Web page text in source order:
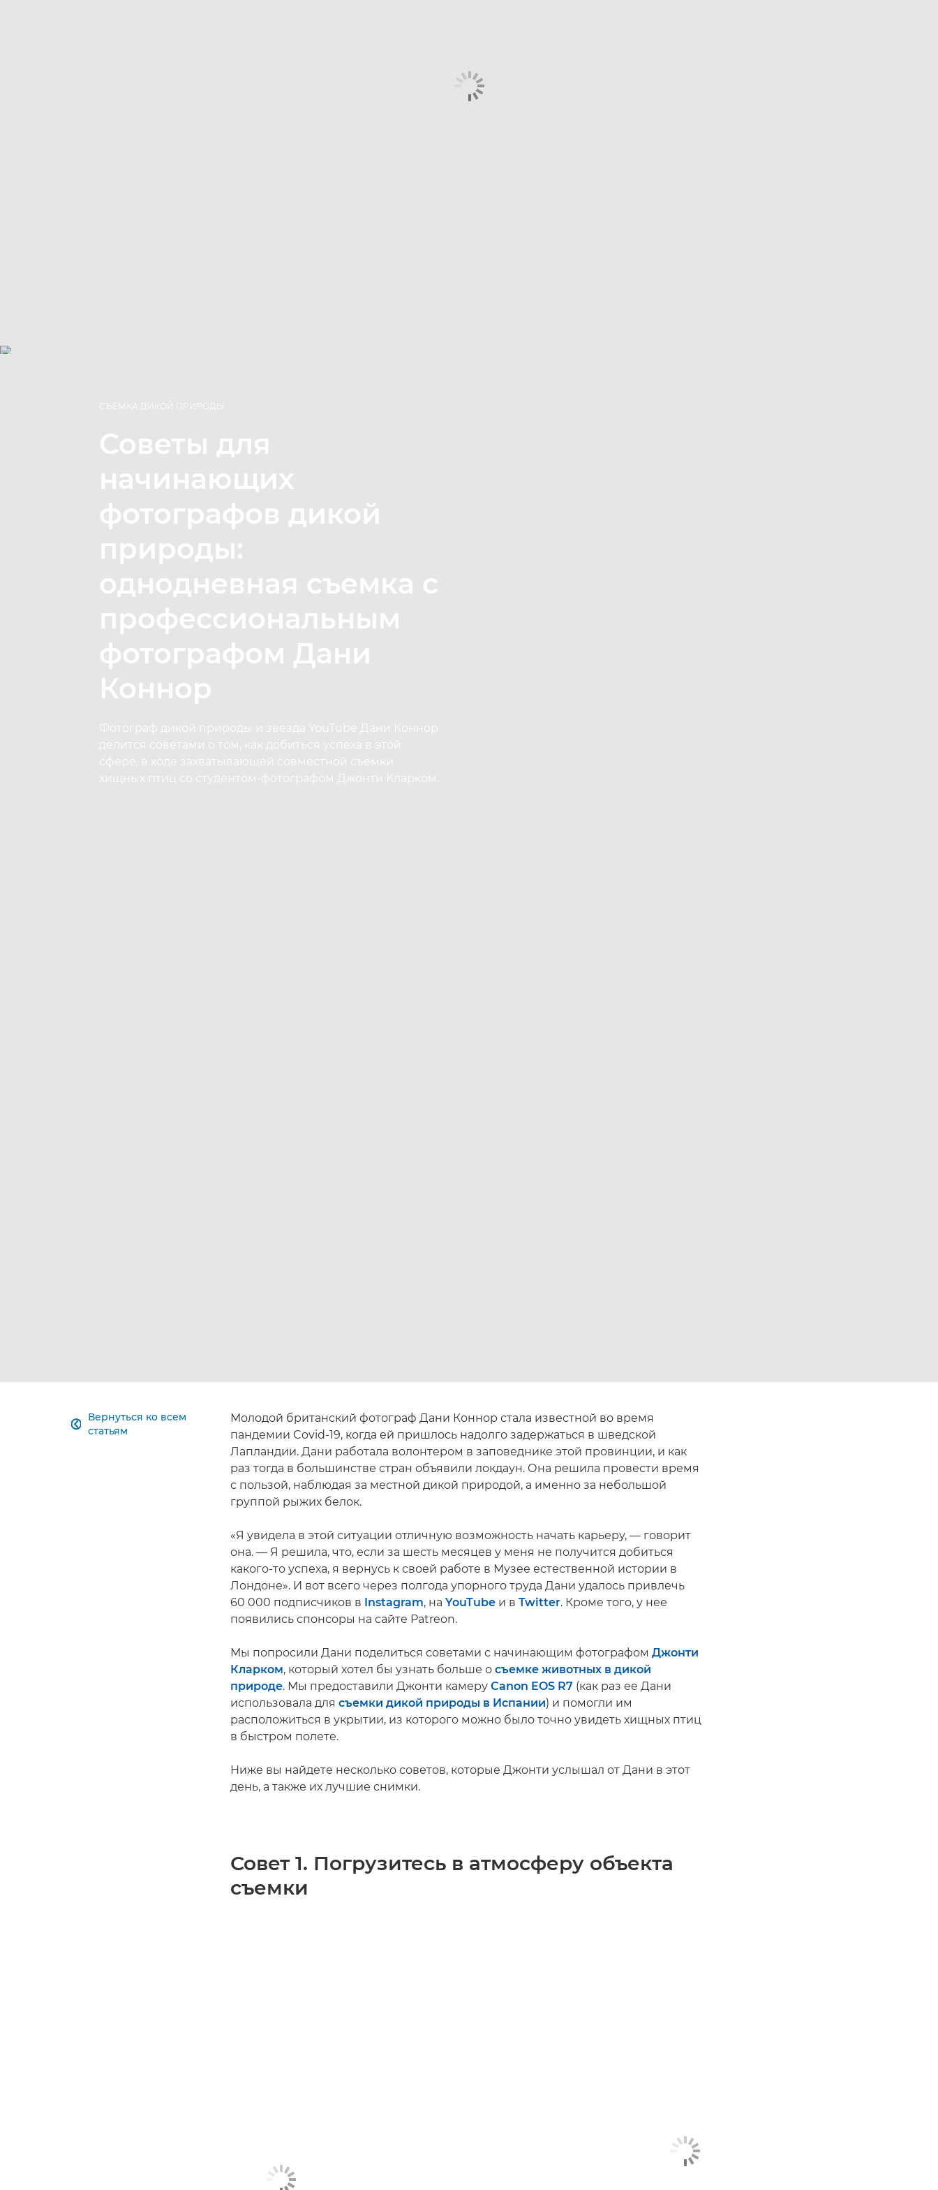
СЪЕМКА ДИКОЙ ПРИРОДЫ
Советы для
начинающих
фотографов дикой
природы:
однодневная съемка с
профессиональным
фотографом Дани
Коннор
Фотограф дикой природы и звезда YouTube Дани Коннор
делится советами о том, как добиться успеха в этой
сфере, в ходе захватывающей совместной съемки
хищных птиц со студентом-фотографом Джонти Кларком.
Вернуться ко всем
статьям

Молодой британский фотограф Дани Коннор стала известной во время
пандемии Covid-19, когда ей пришлось надолго задержаться в шведской
Лапландии. Дани работала волонтером в заповеднике этой провинции, и как
раз тогда в большинстве стран объявили локдаун. Она решила провести время
с пользой, наблюдая за местной дикой природой, а именно за небольшой
группой рыжих белок.
«Я увидела в этой ситуации отличную возможность начать карьеру, — говорит
она. — Я решила, что, если за шесть месяцев у меня не получится добиться
какого-то успеха, я вернусь к своей работе в Музее естественной истории в
Лондоне». И вот всего через полгода упорного труда Дани удалось привлечь
60 000 подписчиков в Instagram, на YouTube и в Twitter. Кроме того, у нее
появились спонсоры на сайте Patreon.
Мы попросили Дани поделиться советами с начинающим фотографом Джонти
Кларком, который хотел бы узнать больше о съемке животных в дикой
природе. Мы предоставили Джонти камеру Canon EOS R7 (как раз ее Дани
использовала для съемки дикой природы в Испании) и помогли им
расположиться в укрытии, из которого можно было точно увидеть хищных птиц
в быстром полете.
Ниже вы найдете несколько советов, которые Джонти услышал от Дани в этот
день, а также их лучшие снимки.
Совет 1. Погрузитесь в атмосферу объекта
съемки